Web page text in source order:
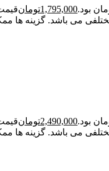
1,795,000تومانقیمت
می باشد. گزینه
2,490,000تومانقیمت
می باشد. گزینه